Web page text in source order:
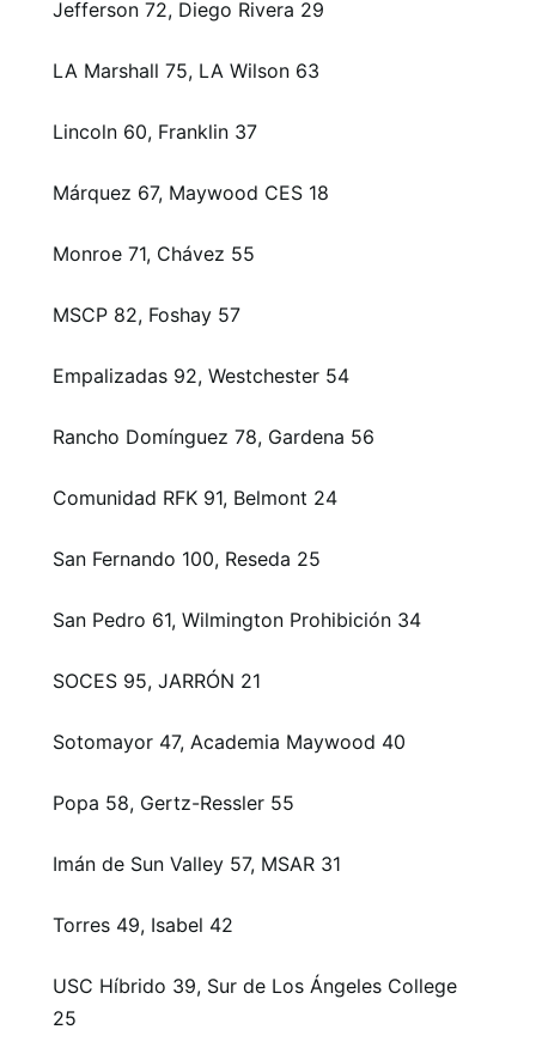
Jefferson 72, Diego Rivera 29
LA Marshall 75, LA Wilson 63
Lincoln 60, Franklin 37
Márquez 67, Maywood CES 18
Monroe 71, Chávez 55
MSCP 82, Foshay 57
Empalizadas 92, Westchester 54
Rancho Domínguez 78, Gardena 56
Comunidad RFK 91, Belmont 24
San Fernando 100, Reseda 25
San Pedro 61, Wilmington Prohibición 34
SOCES 95, JARRÓN 21
Sotomayor 47, Academia Maywood 40
Popa 58, Gertz-Ressler 55
Imán de Sun Valley 57, MSAR 31
Torres 49, Isabel 42
USC Híbrido 39, Sur de Los Ángeles College
25